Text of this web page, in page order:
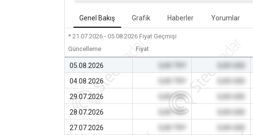
Genel Bakış Grafik Haberler Yorumlar
* 21.07.2026 - 05.08.2026 Fiyat Geçmişi
Güncelleme
Fiyat
05.08.2026
04.08.2026
29.07.2026
0,00 TRY
28.07.2026
0,00 TRY
27.07.2026